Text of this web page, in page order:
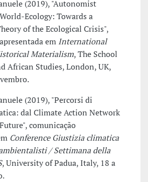
(2019), "Autonomist
Ecology: Towards a
of the Ecological Crisis",
em International
Materialism, The School
African Studies, London, UK,
(2019), "Percorsi di
dal Climate Action Network
comunicação
Conference Giustizia climatica
/ Settimana della
, University of Padua, Italy, 18 a